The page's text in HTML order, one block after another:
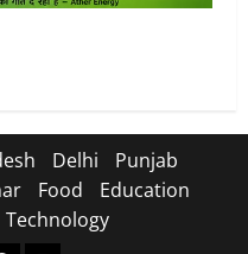
Delhi
Punjab
Food
Education
Technology